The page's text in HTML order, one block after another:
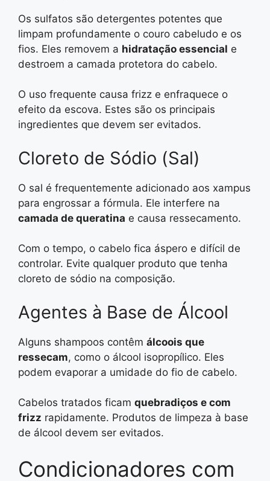
Os sulfatos são detergentes potentes que
limpam profundamente o couro cabeludo e os
fios. Eles removem a hidratação essencial e
destroem a camada protetora do cabelo.
O uso frequente causa frizz e enfraquece o
efeito da escova. Estes são os principais
ingredientes que devem ser evitados.
Cloreto de Sódio (Sal)
O sal é frequentemente adicionado aos xampus
para engrossar a fórmula. Ele interfere na
camada de queratina e causa ressecamento.
Com o tempo, o cabelo fica áspero e difícil de
controlar. Evite qualquer produto que tenha
cloreto de sódio na composição.
Agentes à Base de Álcool
Alguns shampoos contêm álcoois que
ressecam, como o álcool isopropílico. Eles
podem evaporar a umidade do fio de cabelo.
Cabelos tratados ficam quebradiços e com
frizz rapidamente. Produtos de limpeza à base
de álcool devem ser evitados.
Condicionadores com